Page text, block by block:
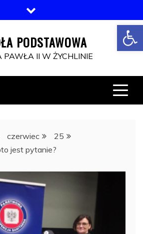
Open toolbar
PODSTAWOWA
PAWŁA II W ŻYCHLINIE
czerwiec
25
jest pytanie?